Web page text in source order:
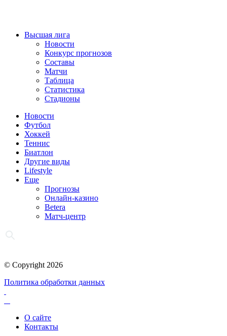
Высшая лига
Новости
Конкурс прогнозов
Составы
Матчи
Таблица
Статистика
Стадионы
Новости
Футбол
Хоккей
Теннис
Биатлон
Другие виды
Lifestyle
Еще
Прогнозы
Онлайн-казино
Betera
Матч-центр
© Copyright 2026
Политика обработки данных
О сайте
Контакты